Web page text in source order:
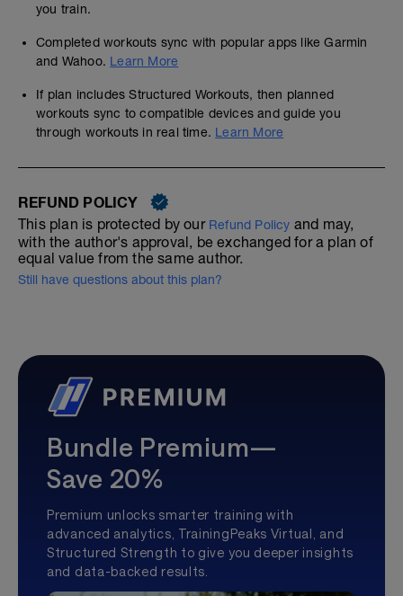
you train.
Completed workouts sync with popular apps like Garmin
and Wahoo. Learn More
If plan includes Structured Workouts, then planned
workouts sync to compatible devices and guide you
through workouts in real time. Learn More
REFUND POLICY
This plan is protected by our Refund Policy and may,
with the author's approval, be exchanged for a plan of
equal value from the same author.
Still have questions about this plan?
Bundle Premium—
Save 20%
Premium unlocks smarter training with
advanced analytics, TrainingPeaks Virtual, and
Structured Strength to give you deeper insights
and data-backed results.